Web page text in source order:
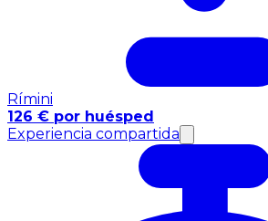
Rímini
126 € por huésped
Experiencia compartida